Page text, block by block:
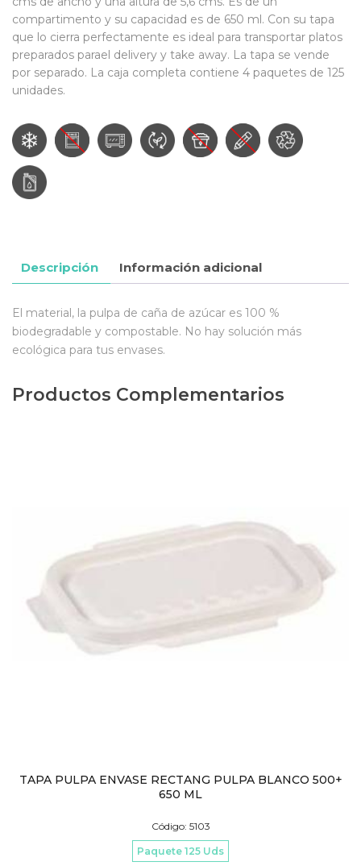
compartimento y su capacidad es de 650 ml. Con su tapa
que lo cierra perfectamente es ideal para transportar platos
preparados parael delivery y take away. La tapa se vende
por separado. La caja completa contiene 4 paquetes de 125
unidades.
Descripción Información adicional
El material, la pulpa de caña de azúcar es 100 %
biodegradable y compostable. No hay solución más
ecológica para tus envases.
Productos Complementarios
TAPA PULPA ENVASE RECTANG PULPA BLANCO 500+
650 ML
Código: 5103
Paquete 125 Uds